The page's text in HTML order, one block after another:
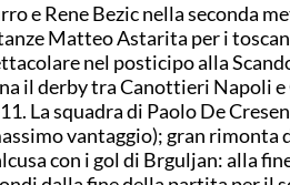
e Rene Bezic nella seconda
Matteo Astarita per i
nel posticipo alla
il derby tra Canottieri Napoli e
La squadra di Paolo De
vantaggio); gran rimonta
con i gol di Brguljan: alla